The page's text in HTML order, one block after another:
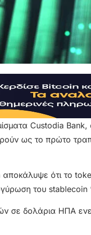
Custodia
ως το πρώτο
αποκάλυψε ότι το
του stablecoin
σε δολάρια ΗΠΑ